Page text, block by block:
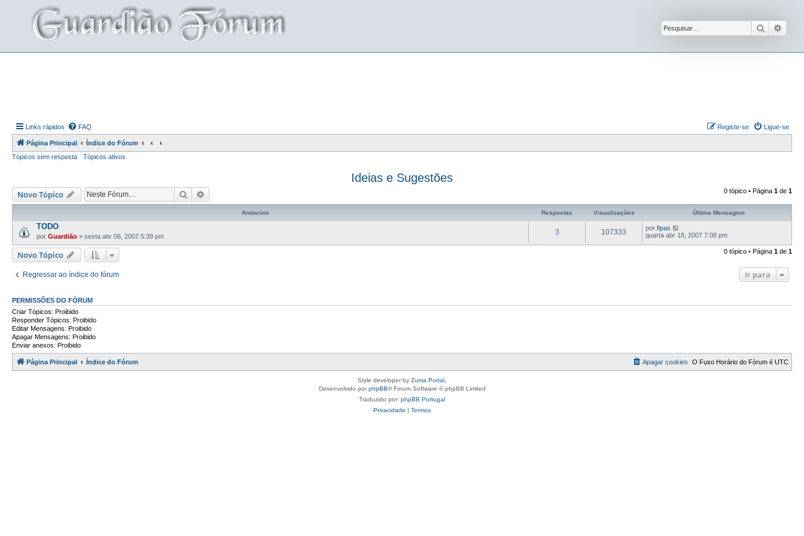
Pesquisar
Links rápidos FAQ Ligue-se
Registe-se
Página Principal
Índice do Fórum
Tópicos sem resposta
Tópicos ativos
Ideias e Sugestões
Novo Tópico Pesquisar 0 tópico • Página 1 de 1
Anúncios Respostas Visualizações Última Mensagem
TODO
por Guardião » sexta abr 06, 2007 5:39 pm
3 107333 por fipas
quarta abr 18, 2007 7:08 pm
Novo Tópico 0 tópico • Página 1 de 1
Regressar ao índice do fórum Ir para
PERMISSÕES DO FÓRUM
Criar Tópicos: Proibido
Responder Tópicos: Proibido
Editar Mensagens: Proibido
Apagar Mensagens: Proibido
Enviar anexos: Proibido
Página Principal Índice do Fórum O Fuso Horário do Fórum é UTC
Apagar cookies
Style developer by Zuma Portal
Desenvolvido porphpBB® Forum Software © phpBB Limited
Traduzido por: phpBB Portugal
Privacidade | Termos